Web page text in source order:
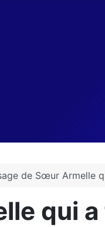
de Sœur Armelle
qui